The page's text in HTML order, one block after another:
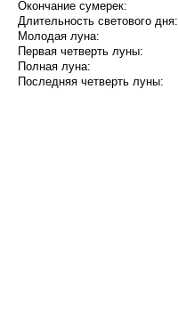
Окончание сумерек:
Длительность светового дня:
Молодая луна:
Первая четверть луны:
Полная луна:
Последняя четверть луны: